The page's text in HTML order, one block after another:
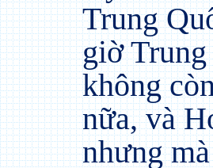
Trung
giờ
không
nữa, và
nhưng